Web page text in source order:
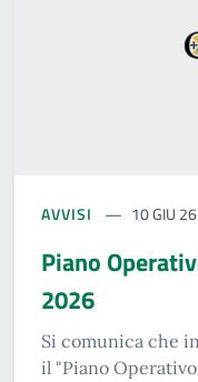
AVVISI 10 GIU 26
Piano
2026
Si comunica che
il "Piano